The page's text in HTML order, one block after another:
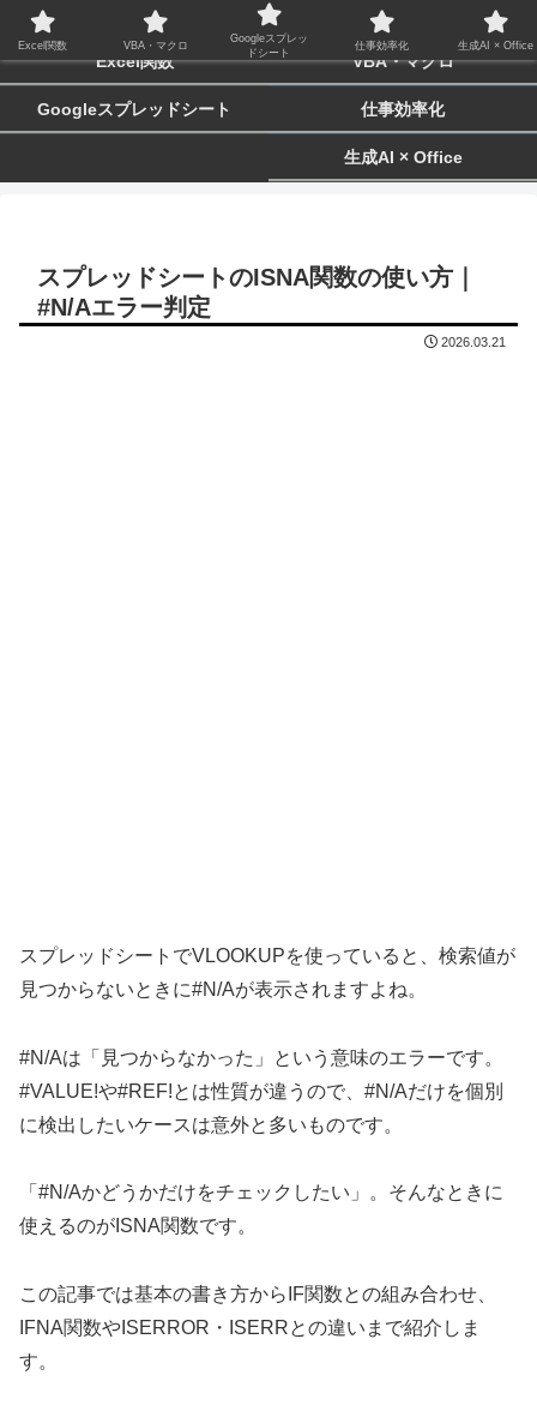
biz-tactics
Excel関数 VBA・マクロ
Googleスプレッドシート 仕事効率化
生成AI × Office
スプレッドシートのISNA関数の使い方｜
#N/Aエラー判定
2026.03.21
スプレッドシートでVLOOKUPを使っていると、検索値が
見つからないときに#N/Aが表示されますよね。
#N/Aは「見つからなかった」という意味のエラーです。
#VALUE!や#REF!とは性質が違うので、#N/Aだけを個別
に検出したいケースは意外と多いものです。
「#N/Aかどうかだけをチェックしたい」。そんなときに
使えるのがISNA関数です。
この記事では基本の書き方からIF関数との組み合わせ、
IFNA関数やISERROR・ISERRとの違いまで紹介しま
す。
Excel関数 VBA・マクロ
Googleスプレッ
ドシート
仕事効率化 生成AI × Office